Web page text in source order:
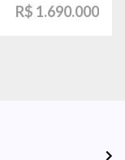
R$ 1.690.000